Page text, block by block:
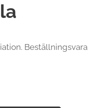
Beställningsvara